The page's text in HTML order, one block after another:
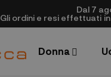
Dal 7
Gli ordini e resi effettuati
Donna